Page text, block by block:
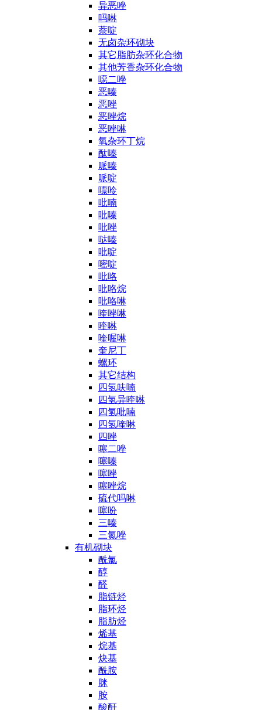
异恶唑
吗啉
萘啶
无卤杂环砌块
其它脂肪杂环化合物
其他芳香杂环化合物
噁二唑
恶嗪
恶唑
恶唑烷
恶唑啉
氧杂环丁烷
酞嗪
哌嗪
哌啶
嘌呤
吡喃
吡嗪
吡唑
哒嗪
吡啶
嘧啶
吡咯
吡咯烷
吡咯啉
喹唑啉
喹啉
喹喔啉
奎尼丁
螺环
其它结构
四氢呋喃
四氢异喹啉
四氢吡喃
四氢喹啉
四唑
噻二唑
噻嗪
噻唑
噻唑烷
硫代吗啉
噻吩
三嗪
三氮唑
有机砌块
酰氯
醇
醛
脂链烃
脂环烃
脂肪烃
烯基
烷基
炔基
酰胺
脒
胺
酸酐